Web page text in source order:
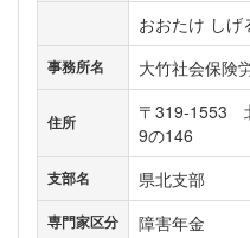
おおたけ しげ
事務所名 大竹社会保険
住所
〒319-1553
9の146
支部名 県北支部
専門家区分 障害年金